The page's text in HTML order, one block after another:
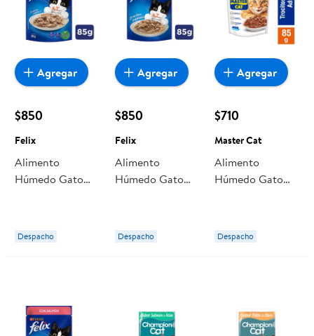
$850
Felix
Alimento
Húmedo Gato
Pouch 85 g Felix
Despacho
Agregar
$850
Felix
Alimento
Húmedo Gato
Pouch 85 g Felix
Despacho
Agregar
$710
Master Cat
Alimento
Húmedo Gato
Pouch 85 g
Master Cat
Despacho
Agregar